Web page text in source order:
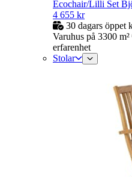
Ecochair/Lilli Set
4 655 kr
30 dagars öppet
Varuhus på 3300 m²
erfarenhet
Stolar